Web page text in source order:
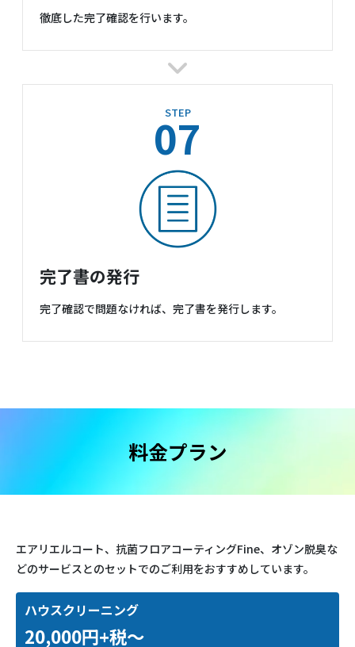
徹底した完了確認を行います。
STEP
07
完了書の発行
完了確認で問題なければ、完了書を発行します。
料金プラン
エアリエルコート、抗菌フロアコーティングFine、オゾン脱臭な
どのサービスとのセットでのご利用をおすすめしています。
ハウスクリーニング
20,000円+税〜